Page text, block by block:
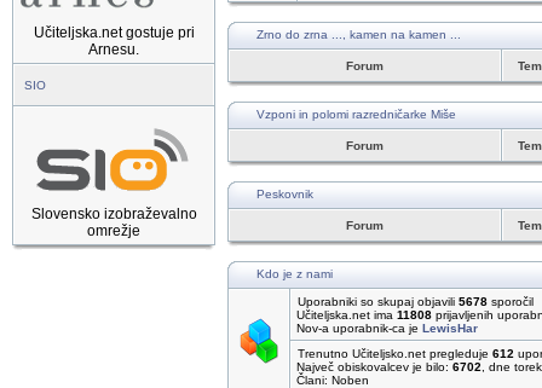
Učiteljska.net gostuje pri
Arnesu.
SIO
Slovensko izobraževalno
omrežje
Zrno do zrna ..., kamen na kamen ...
Forum
Vzponi in polomi razredničarke Miše
Forum
Peskovnik
Forum
Kdo je z nami
Uporabniki so skupaj objavili 5678 sporočil
Učiteljska.net ima 11808 prijavljenih
Nov-a uporabnik-ca je LewisHar
Trenutno Učiteljsko.net pregleduje 612
Največ obiskovalcev je bilo: 6702 , dne
Člani: Noben